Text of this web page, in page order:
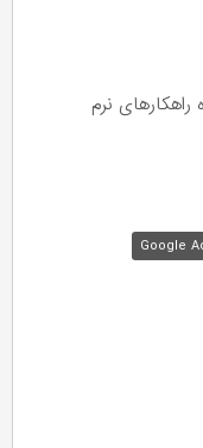
راهکارهای نرم
Google